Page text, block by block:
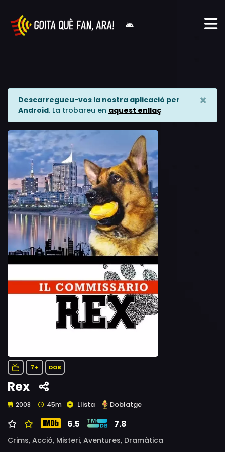
Descarregueu-vos la nostra aplicació per
Android. La trobareu en aquest enllaç
×
7+ DOB
Rex
2008 45m Llista Doblatge
6.5 7.8
Crims, Acció, Misteri, Aventures, Dramàtica